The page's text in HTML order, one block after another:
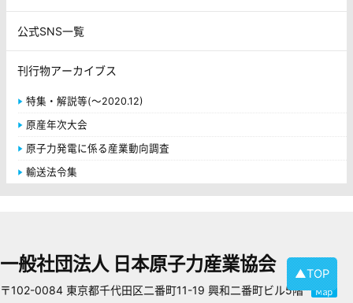
公式SNS一覧
刊行物アーカイブス
特集・解説等(～2020.12)
原産年次大会
原子力発電に係る産業動向調査
輸送法令集
▲TOP
一般社団法人 日本原子力産業協会
〒102-0084 東京都千代田区二番町11-19 興和二番町ビル5階